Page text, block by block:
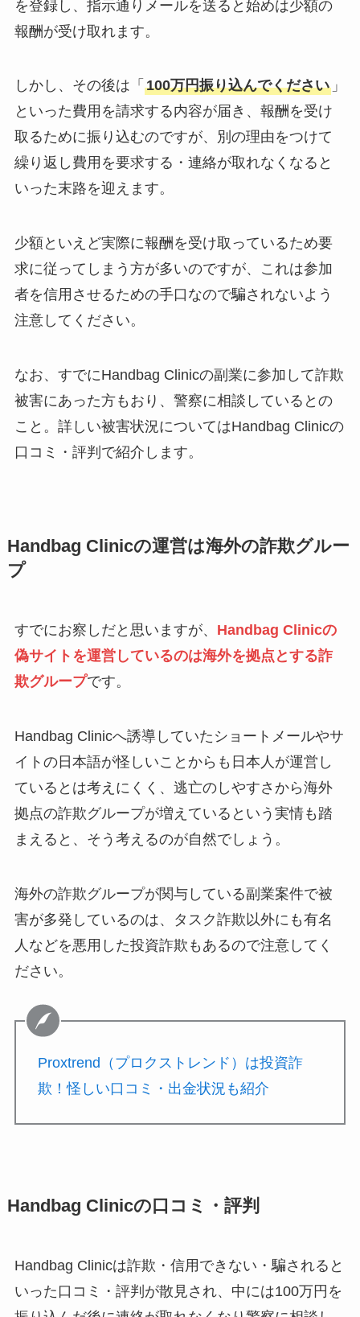
を登録し、指示通りメールを送ると始めは少額の
報酬が受け取れます。
しかし、その後は「 100万円振り込んでください」
といった費用を請求する内容が届き、報酬を受け
取るために振り込むのですが、別の理由をつけて
繰り返し費用を要求する・連絡が取れなくなると
いった末路を迎えます。
少額といえど実際に報酬を受け取っているため要
求に従ってしまう方が多いのですが、これは参加
者を信用させるための手口なので騙されないよう
注意してください。
なお、すでにHandbag Clinicの副業に参加して詐欺
被害にあった方もおり、警察に相談しているとの
こと。詳しい被害状況についてはHandbag Clinicの
口コミ・評判で紹介します。
Handbag Clinicの運営は海外の詐欺グルー
プ
すでにお察しだと思いますが、 Handbag Clinicの
偽サイトを運営しているのは海外を拠点とする詐
欺グループです。
Handbag Clinicへ誘導していたショートメールやサ
イトの日本語が怪しいことからも日本人が運営し
ているとは考えにくく、逃亡のしやすさから海外
拠点の詐欺グループが増えているという実情も踏
まえると、そう考えるのが自然でしょう。
海外の詐欺グループが関与している副業案件で被
害が多発しているのは、タスク詐欺以外にも有名
人などを悪用した投資詐欺もあるので注意してく
ださい。
Proxtrend（プロクストレンド）は投資詐
欺！怪しい口コミ・出金状況も紹介
Handbag Clinicの口コミ・評判
Handbag Clinicは詐欺・信用できない・騙されると
いった口コミ・評判が散見され、中には100万円を